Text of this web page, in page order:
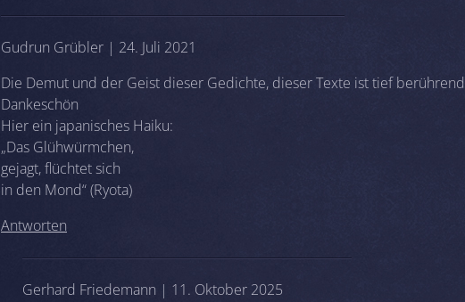
Gudrun Grübler | 24. Juli 2021
Die Demut und der Geist dieser Gedichte, dieser Texte ist tief
Dankeschön
Hier ein japanisches Haiku:
„Das Glühwürmchen,
gejagt, flüchtet sich
in den Mond“ (Ryota)
Antworten
Gerhard Friedemann | 11. Oktober 2025